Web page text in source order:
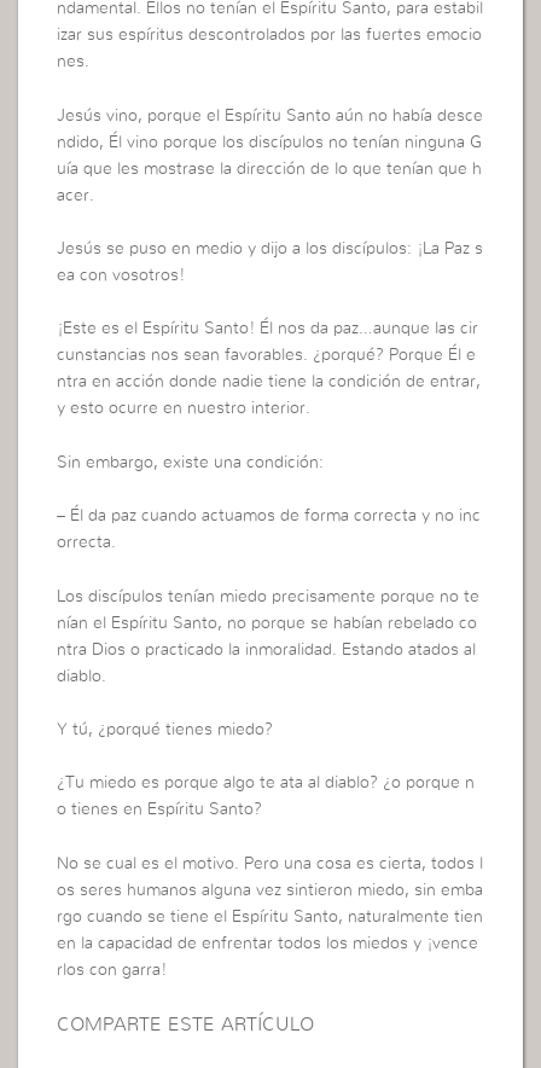
ndamental. Ellos no tenían el Espíritu Santo, para estabil
izar sus espíritus descontrolados por las fuertes emocio
nes.
Jesús vino, porque el Espíritu Santo aún no había desce
ndido, Él vino porque los discípulos no tenían ninguna G
uía que les mostrase la dirección de lo que tenían que h
acer.
Jesús se puso en medio y dijo a los discípulos: ¡La Paz s
ea con vosotros!
¡Este es el Espíritu Santo! Él nos da paz…aunque las cir
cunstancias nos sean favorables. ¿porqué? Porque Él e
ntra en acción donde nadie tiene la condición de entrar,
y esto ocurre en nuestro interior.
Sin embargo, existe una condición:
– Él da paz cuando actuamos de forma correcta y no inc
orrecta.
Los discípulos tenían miedo precisamente porque no te
nían el Espíritu Santo, no porque se habían rebelado co
ntra Dios o practicado la inmoralidad. Estando atados al
diablo.
Y tú, ¿porqué tienes miedo?
¿Tu miedo es porque algo te ata al diablo? ¿o porque n
o tienes en Espíritu Santo?
No se cual es el motivo. Pero una cosa es cierta, todos l
os seres humanos alguna vez sintieron miedo, sin emba
rgo cuando se tiene el Espíritu Santo, naturalmente tien
en la capacidad de enfrentar todos los miedos y ¡vence
rlos con garra!
COMPARTE ESTE ARTÍCULO